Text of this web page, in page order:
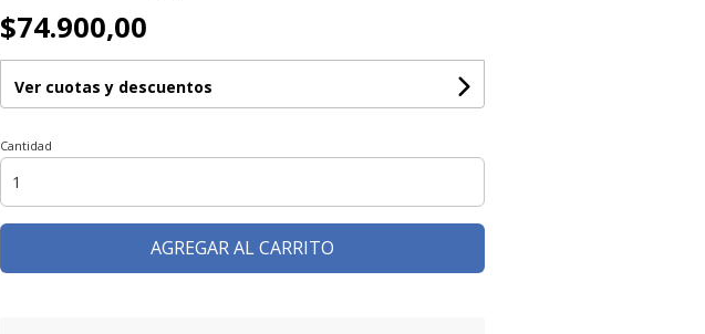
$74.900,00
Ver cuotas y descuentos
Cantidad
AGREGAR AL CARRITO